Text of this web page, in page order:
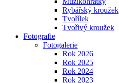
Rybářský kroužek
Tvořílek
Tvořivý kroužek
Fotografie
Fotogalerie
Rok 2026
Rok 2025
Rok 2024
Rok 2023